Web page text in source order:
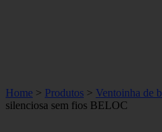
Home > Produtos > Ventoinha de
silenciosa sem fios BELOC